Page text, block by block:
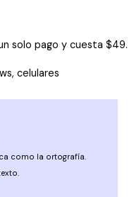
solo pago y cuesta $49.
celulares
como la ortografía.